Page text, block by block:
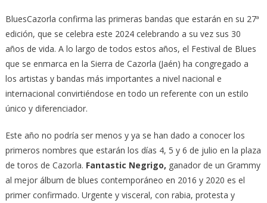
BluesCazorla confirma las primeras bandas que estarán en su 27ª
edición, que se celebra este 2024 celebrando a su vez sus 30
años de vida. A lo largo de todos estos años, el Festival de Blues
que se enmarca en la Sierra de Cazorla (Jaén) ha congregado a
los artistas y bandas más importantes a nivel nacional e
internacional convirtiéndose en todo un referente con un estilo
único y diferenciador.
Este año no podría ser menos y ya se han dado a conocer los
primeros nombres que estarán los días 4, 5 y 6 de julio en la plaza
de toros de Cazorla. Fantastic Negrigo, ganador de un Grammy
al mejor álbum de blues contemporáneo en 2016 y 2020 es el
primer confirmado. Urgente y visceral, con rabia, protesta y